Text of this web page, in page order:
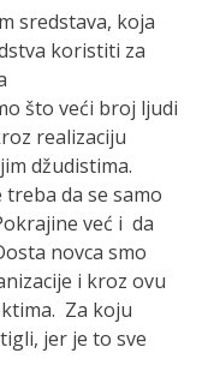
sredstava, koja
koristiti za
što veći broj ljudi
realizaciju
džudistima.
da se samo
već i da
novca smo
i kroz ovu
Za koju
jer je to sve